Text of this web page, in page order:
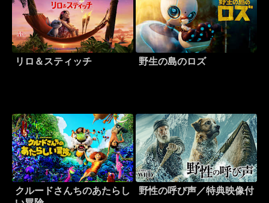
リロ＆スティッチ 野生の島のロズ
クルードさんちのあたらし
野性の呼び声／特典映像付